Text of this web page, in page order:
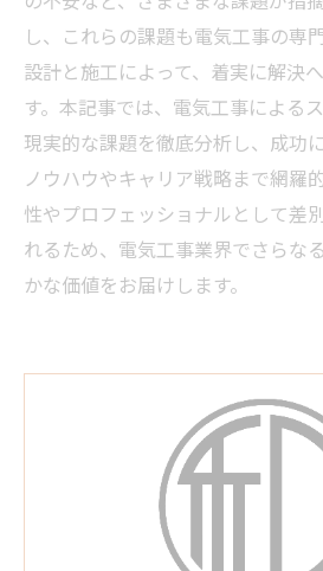
し、これらの課題も電気工事の専
設計と施工によって、着実に解決
す。本記事では、電気工事による
現実的な課題を徹底分析し、成功
ノウハウやキャリア戦略まで網羅
性やプロフェッショナルとして差
れるため、電気工事業界でさらな
かな価値をお届けします。